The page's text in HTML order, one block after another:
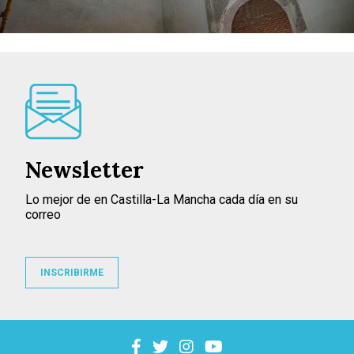
Newsletter
Lo mejor de en Castilla-La Mancha cada día en su
correo
INSCRIBIRME